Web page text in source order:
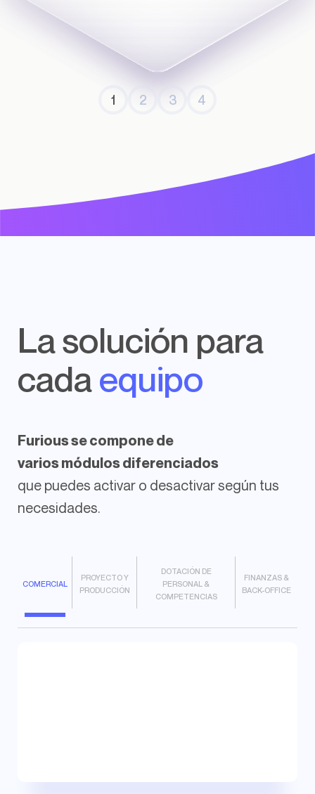
1 2 3 4
La solución para
cadaequipo
Furious se compone de
varios módulos diferenciados
que puedes activar o desactivar según tus
necesidades.
COMERCIAL
PROYECTO Y
PRODUCCIÓN
DOTACIÓN DE
PERSONAL &
COMPETENCIAS
FINANZAS &
BACK-OFFICE